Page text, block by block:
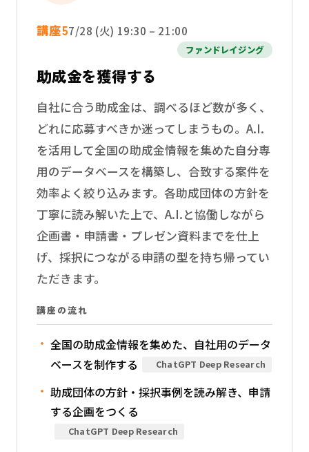
講座57/28 (火) 19:30 – 21:00
ファンドレイジング
助成金を獲得する
自社に合う助成金は、調べるほど数が多く、
どれに応募すべきか迷ってしまうもの。A.I.
を活用して全国の助成金情報を集めた自分専
用のデータベースを構築し、合致する案件を
効率よく絞り込みます。各助成団体の方針を
丁寧に読み解いた上で、A.I.と協働しながら
企画書・申請書・プレゼン資料までを仕上
げ、採択につながる申請の型を持ち帰ってい
ただきます。
講座の流れ
全国の助成金情報を集めた、自社用のデータ
ベースを制作する
ChatGPT Deep Research
助成団体の方針・採択事例を読み解き、申請
する企画をつくる
ChatGPT Deep Research